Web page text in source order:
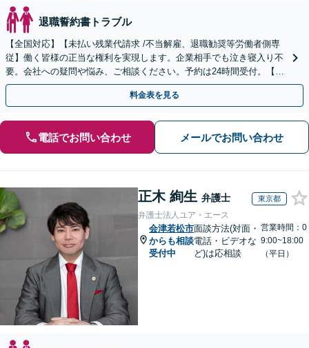
退職誓約書トラブル
【全国対応】【未払い残業代請求 /不当解雇、退職勧奨等労働者側専
従】働く皆様の正当な権利を実現します。企業相手でも泣き寝入り不
要。会社への疑問や悩み、ご相談ください。予約は24時間受付。【初
回面談無料】【夜間・休日対応可】
料金表を見る
電話でお問い合わせ メールでお問い合わせ
正木 絢生 弁護士 東京都
弁護士法人ユア・エース
会津若松市
からも相談
受付中
面談方法(対面・
電話・ビデオな
ど)は応相談
営業時間：0
9:00~18:00
（平日）